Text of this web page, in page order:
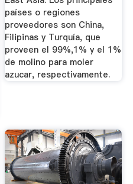
países o regiones
proveedores son China,
Filipinas y Turquía, que
proveen el 99%,1% y el 1%
de molino para moler
azucar, respectivamente.